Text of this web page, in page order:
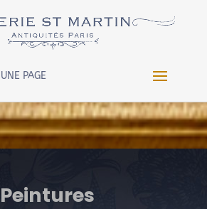
already
config.phpon line
PAGE
Peintures